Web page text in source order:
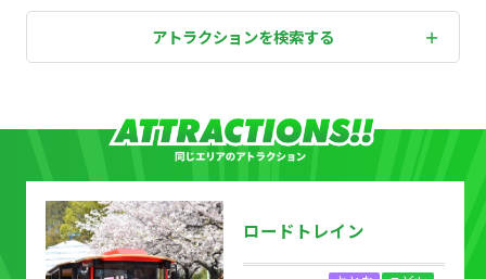
アトラクションを検索する
ロードトレイン